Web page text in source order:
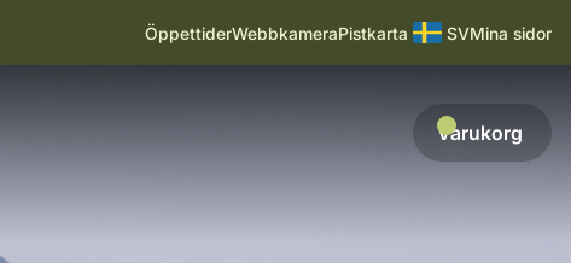
ÖppettiderWebbkameraPistkarta SVMina sidor
Varukorg